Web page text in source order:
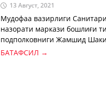
13 Август, 2021
Мудофаа вазирлиги
назорати маркази бошлиғи
подполковниги Жамшид
армияси деярли тўлиқ
БАТАФСИЛ →